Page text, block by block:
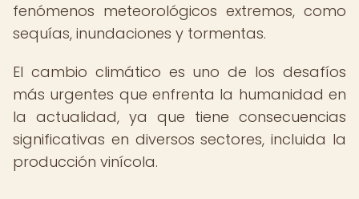
fenómenos meteorológicos extremos, como
sequías, inundaciones y tormentas.
El cambio climático es uno de los desafíos
más urgentes que enfrenta la humanidad en
la actualidad, ya que tiene consecuencias
significativas en diversos sectores, incluida la
producción vinícola.